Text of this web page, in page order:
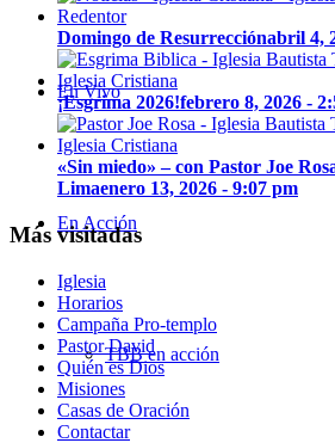
En Vivo
En Acción
TBB en acción
Domingo de Resurrecciónabril 4,
¡Esgrima 2026!febrero 8, 2026 -
«Sin miedo» – con Pastor Joe
Limaenero 13, 2026 - 9:07 pm
Más visitadas
Iglesia
Horarios
Campaña Pro-templo
Pastor David
Quién es Dios
Misiones
Casas de Oración
Contactar